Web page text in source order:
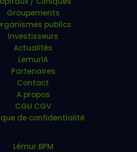
Groupements
publics
Investisseurs
Actualités
LemurIA
Partenaires
Contact
A propos
CGU CGV
de confidentialité
Lémur BPM